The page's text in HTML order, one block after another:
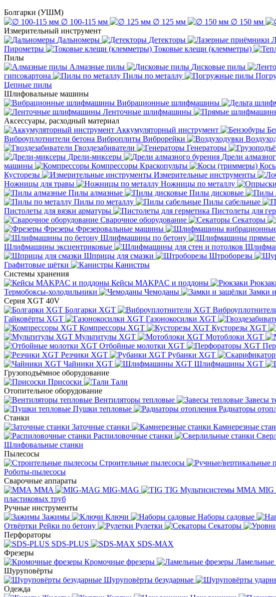
Болгарки (УШМ)
∅ 100-115 мм
∅ 125 мм ∅ 150 мм
Измерительный инструмент
Дальномеры
Детекторы
Пирометры
Токовые клещи (клемметры)
Пилы
Алмазные пилы
Дисковые пилы
гипсокартона
Пилы по металлу
Цепные пилы
Шлифовальные машины
Вибрационные шлифмашины
Ленточные шлифмашины
Аксессуары, расходный материал
Аккумуляторный инструмент
Виброуплотнители бетона Виброплиты Виброрейки
Гвоздезабиватели
Генераторы
Дрели-миксеры
Дрели
машины
Компрессоры Краскопульты
Кусторезы
Измерительные инструменты
Ножницы для травы
Ножницы по металлу
Пилы алмазные
Пилы дисковые
Пилы по металлу
Пилы сабельные
Пистолеты для вязки арматуры
Пистолеты для
Сварочное оборудование
Секаторы
Фрезеры Фрезеровальные машины
Шлифмашины по бетону
Шлифмашины эксцентриковые
Шприцы для смазки
Штроборезы
Графитовые щётки
Канистры
Системы хранения
Кейсы MAKPAC и поддоны
Термобоксы-холодильники
Чемоданы
Замки
Серия XGT 40V
Болгарки XGT
Гайковёрты XGT
Газонокосилки XGT
Компрессоры XGT
Кусторезы XGT
Мультитулы XGT
Мотоблоки XGT
Отбойные молотки XGT
Резчики XGT
Рубанки XGT
Чайники XGT
Шлифмашины XGT
Грузоподъёмное оборудование
Присоски
Тали
Отопительное оборудование
Вентиляторы тепловые
Завесы
Пушки тепловые
Радиаторы
Станки
Заточные станки
Камнерезные
Распиловочные станки
Шлифовальные станки
Пылесосы
Строительные пылесосы
Роботы-пылесосы
Сварочные аппараты
MMA
MIG-MAG TIG Мультисистемы ММА MIG
пластиковых труб
Ручные инструменты
Зажимы
Ключи Наборы садовые
Отвёртки Рейки по бетону Рулетки Секаторы
Перфораторы
SDS-PLUS
SDS-MAX
Фрезеры
Кромочные фрезеры
Ламельные
Шуруповёрты
Шуруповёрты безударные
Одежда